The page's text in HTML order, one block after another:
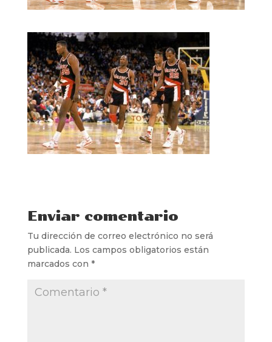
Enviar comentario
Tu dirección de correo electrónico no será
publicada. Los campos obligatorios están
marcados con *